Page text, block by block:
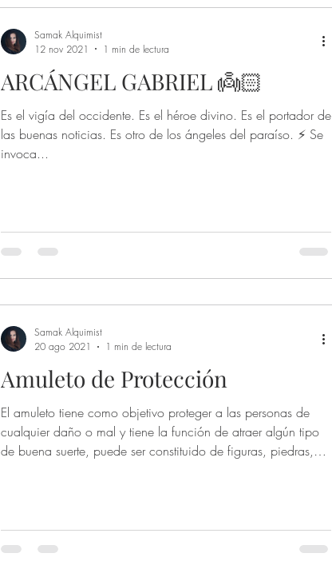
ARCÁNGEL GABRIEL 👼🏻
Es el vigía del occidente. Es el héroe divino. Es el portador de
las buenas noticias. Es otro de los ángeles del paraíso. ⚡ Se
invoca...
Samak Alquimist
12 nov 2021
1 min de lectura
Amuleto de Protección
El amuleto tiene como objetivo proteger a las personas de
cualquier daño o mal y tiene la función de atraer algún tipo
de buena suerte, puede ser constituido de figuras, piedras,
entren en él/ella. 1. Metatrón. Conexión con nuestro "YO"
verdadero y eterno. 2. Media Luna. Favorece la fertilidad y
Samak Alquimist
20 ago 2021
1 min de lectura